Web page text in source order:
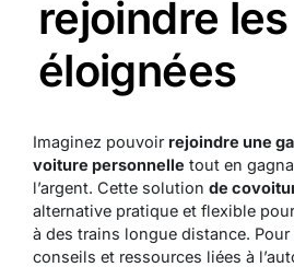
rejoindre
éloignées
Imaginez pouvoir rejoindre une
voiture personnelle tout en
l’argent. Cette solution de
alternative pratique et flexible
à des trains longue distance.
conseils et ressources liées à